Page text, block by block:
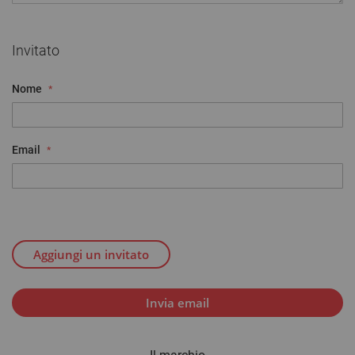
Invitato
Nome
Email
Aggiungi un invitato
Invia email